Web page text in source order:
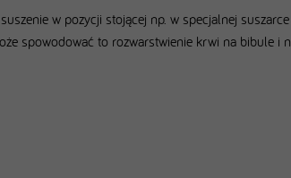
w pozycji stojącej np. w specjalnej
spowodować to rozwarstwienie krwi na bibule i